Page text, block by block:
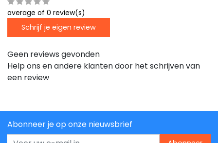
average of 0 review(s)
Schrijf je eigen review
Geen reviews gevonden
Help ons en andere klanten door het schrijven van
een review
Abonneer je op onze nieuwsbrief